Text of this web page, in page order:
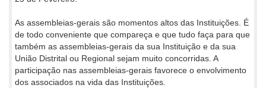
As assembleias-gerais são momentos altos das Instituições. É
de todo conveniente que compareça e que tudo faça para que
também as assembleias-gerais da sua Instituição e da sua
União Distrital ou Regional sejam muito concorridas. A
participação nas assembleias-gerais favorece o envolvimento
dos associados na vida das Instituições.